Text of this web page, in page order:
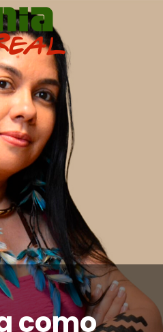
como